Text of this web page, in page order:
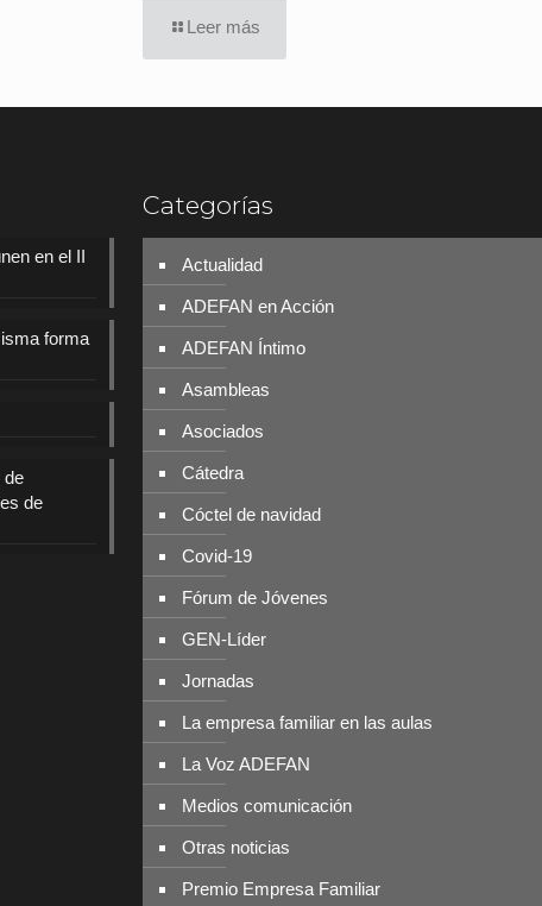
Leer más
en el II
forma
de
de
Categorías
Actualidad
ADEFAN en Acción
ADEFAN Íntimo
Asambleas
Asociados
Cátedra
Cóctel de navidad
Covid-19
Fórum de Jóvenes
GEN-Líder
Jornadas
La empresa familiar en las aulas
La Voz ADEFAN
Medios comunicación
Otras noticias
Premio Empresa Familiar